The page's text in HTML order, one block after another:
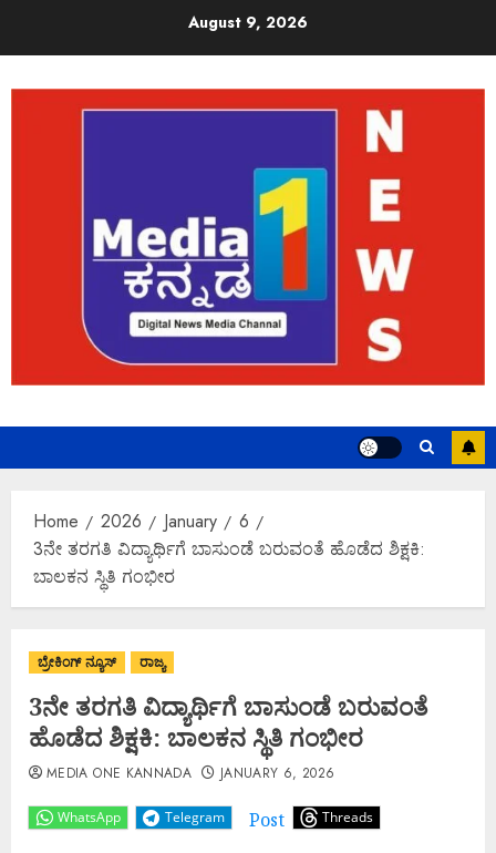
August 9, 2026
Home 2026 January
6
3ನೇ ತರಗತಿ ವಿದ್ಯಾರ್ಥಿಗೆ ಬಾಸುಂಡೆ ಬರುವಂತೆ ಹೊಡೆದ ಶಿಕ್ಷಕಿ:
ಬಾಲಕನ ಸ್ಥಿತಿ ಗಂಭೀರ
ಬ್ರೇಕಿಂಗ್ ನ್ಯೂಸ್ ರಾಜ್ಯ
3ನೇ ತರಗತಿ ವಿದ್ಯಾರ್ಥಿಗೆ ಬಾಸುಂಡೆ ಬರುವಂತೆ
ಹೊಡೆದ ಶಿಕ್ಷಕಿ: ಬಾಲಕನ ಸ್ಥಿತಿ ಗಂಭೀರ
WhatsApp Telegram Post Threads
MEDIA ONE KANNADA JANUARY 6, 2026